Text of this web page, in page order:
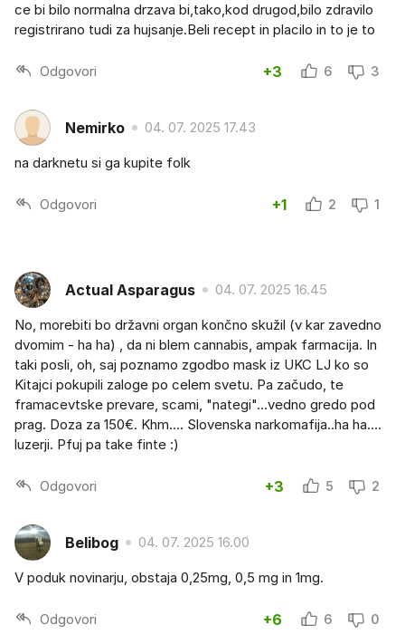
ce bi bilo normalna drzava bi,tako,kod drugod,bilo zdravilo
registrirano tudi za hujsanje.Beli recept in placilo in to je to
Odgovori +3 6 3
Nemirko 04. 07. 2025 17.43
na darknetu si ga kupite folk
Odgovori +1 2 1
Actual Asparagus 04. 07. 2025 16.45
No, morebiti bo državni organ končno skužil (v kar zavedno
dvomim - ha ha) , da ni blem cannabis, ampak farmacija. In
taki posli, oh, saj poznamo zgodbo mask iz UKC LJ ko so
Kitajci pokupili zaloge po celem svetu. Pa začudo, te
framacevtske prevare, scami, "nategi"...vedno gredo pod
prag. Doza za 150€. Khm.... Slovenska narkomafija..ha ha....
luzerji. Pfuj pa take finte :)
Odgovori +3 5 2
Belibog 04. 07. 2025 16.00
V poduk novinarju, obstaja 0,25mg, 0,5 mg in 1mg.
Odgovori +6 6 0